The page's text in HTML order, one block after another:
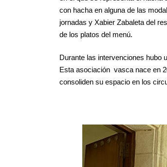
con hacha en alguna de las
jornadas y Xabier Zabaleta del
de los platos del menú.
Durante las intervenciones hubo
Esta asociación vasca nace en
consoliden su espacio en los